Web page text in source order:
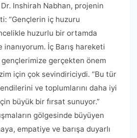
Dr. Inshirah Nabhan, projenin
“Gençlerin iç huzuru
huzurlu bir ortamda
İç Barış hareketi
gençlerimize gerçekten önem
için çok sevindiriciydi. “Bu tür
ve toplumlarını daha iyi
büyük bir fırsat sunuyor.”
gölgesinde büyüyen
empatiye ve barışa duyarlı